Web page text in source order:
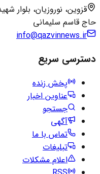
قزوین، نوروزیان، بلوار
حاج قاسم سلیمانی
info@qazvinnews.ir
دسترسی سریع
پخش زنده
عناوین اخبار
جستجو
آگهی
تماس با ما
تبلیغات
اعلام مشکلات